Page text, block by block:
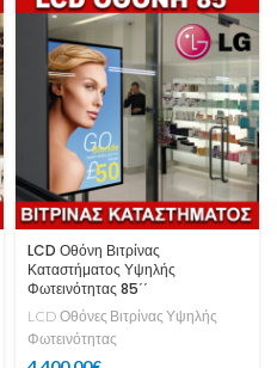
LCD Οθόνη Βιτρίνας
Καταστήματος Υψηλής
Φωτεινότητας 85΄΄
LCD Οθόνες Βιτρίνας Υψηλής
Φωτεινότητας